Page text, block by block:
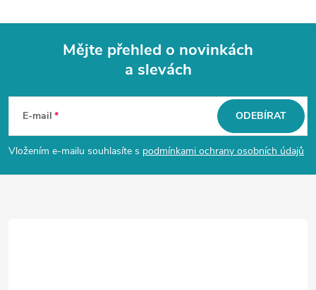
p
Mějte přehled o novinkách
a slevách
E-mail
Vložením e-mailu souhlasíte s podmínkami ochrany osobních údajů
ODEBÍRAT